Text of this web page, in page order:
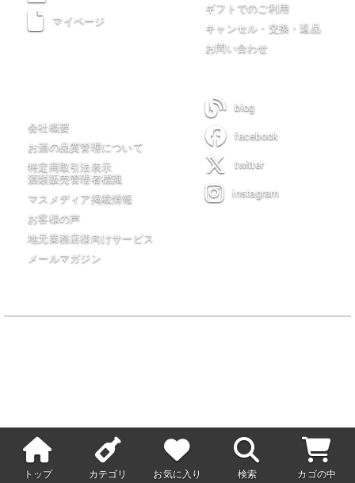
マイページ
ギフトでのご利用
キャンセル・交換・返品
お問い合わせ
会社概要
お酒の品質管理について
特定商取引法表示
酒類販売管理者標識
マスメディア掲載情報
お客様の声
地元業務店様向けサービス
メールマガジン
blog
facebook
twitter
instagram
トップ カテゴリ お気に入り 検索 カゴの中